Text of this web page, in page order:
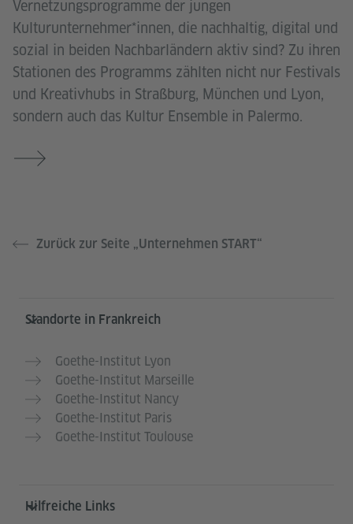
Vernetzungsprogramme der jungen
Kulturunternehmer*innen, die nachhaltig, digital und
sozial in beiden Nachbarländern aktiv sind? Zu ihren
Stationen des Programms zählten nicht nur Festivals
und Kreativhubs in Straßburg, München und Lyon,
sondern auch das Kultur Ensemble in Palermo.
Zurück zur Seite „Unternehmen START“
Service- und Informationsbereich
Standorte in Frankreich
Goethe-Institut Lyon
Goethe-Institut Marseille
Goethe-Institut Nancy
Goethe-Institut Paris
Goethe-Institut Toulouse
Hilfreiche Links